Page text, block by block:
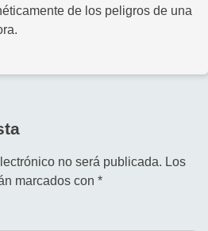
de los peligros de una
no será publicada. Los
marcados con *